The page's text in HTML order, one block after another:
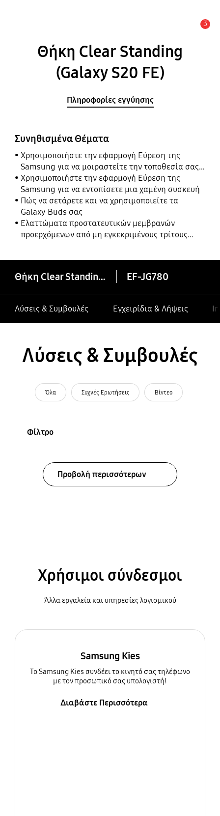
3
Θήκη Clear Standing
(Galaxy S20 FE)
Πληροφορίες εγγύησης
Συνηθισμένα Θέματα
Χρησιμοποιήστε την εφαρμογή Εύρεση της
Samsung για να μοιραστείτε την τοποθεσία σας
με τους φίλους, το παιδί, την οικογένειά σας και
άλλες επαφές
Χρησιμοποιήστε την εφαρμογή Εύρεση της
Samsung για να εντοπίσετε μια χαμένη συσκευή
Πώς να σετάρετε και να χρησιμοποιείτε τα
Galaxy Buds σας
Ελαττώματα προστατευτικών μεμβρανών
προερχόμενων από μη εγκεκριμένους τρίτους
Θήκη Clear Standing (Galaxy S20 FE) EF-JG780
Λύσεις & Συμβουλές Εγχειρίδια & Λήψεις
Λύσεις & Συμβουλές
Όλα Συχνές Ερωτήσεις Βίντεο
Φίλτρο
Προβολή περισσότερων
Χρήσιμοι σύνδεσμοι
Άλλα εργαλεία και υπηρεσίες λογισμικού
Samsung Kies
To Samsung Kies συνδέει το κινητό σας τηλέφωνο
με τον προσωπικό σας υπολογιστή!
Διαβάστε Περισσότερα